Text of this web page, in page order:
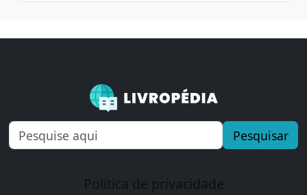
Pesquisar
Política de privacidade